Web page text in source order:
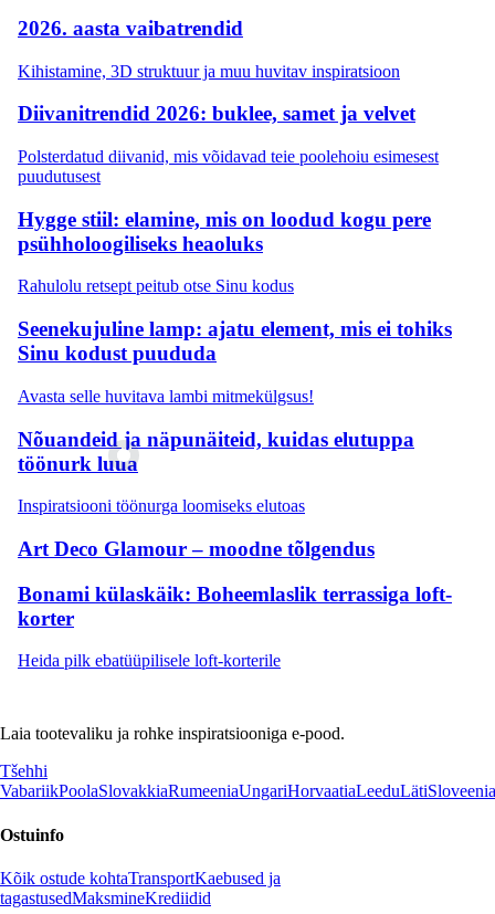
2026. aasta vaibatrendid
Kihistamine, 3D struktuur ja muu huvitav inspiratsioon
Diivanitrendid 2026: buklee, samet ja velvet
Polsterdatud diivanid, mis võidavad teie poolehoiu esimesest
puudutusest
Hygge stiil: elamine, mis on loodud kogu pere
psühholoogiliseks heaoluks
Rahulolu retsept peitub otse Sinu kodus
Seenekujuline lamp: ajatu element, mis ei tohiks
Sinu kodust puududa
Avasta selle huvitava lambi mitmekülgsus!
Nõuandeid ja näpunäiteid, kuidas elutuppa
töönurk luua
Inspiratsiooni töönurga loomiseks elutoas
Art Deco Glamour – moodne tõlgendus
Bonami külaskäik: Boheemlaslik terrassiga loft-
korter
Heida pilk ebatüüpilisele loft-korterile
Laia tootevaliku ja rohke inspiratsiooniga e-pood.
Tšehhi
VabariikPoolaSlovakkiaRumeeniaUngariHorvaatiaLeeduLätiSloveenia
Ostuinfo
Kõik ostude kohtaTransportKaebused ja
tagastusedMaksmineKrediidid